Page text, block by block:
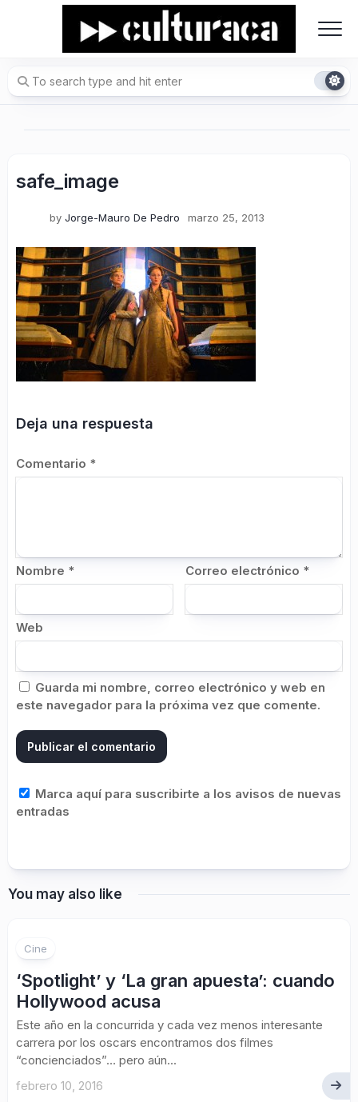
safe_image
by Jorge-Mauro De Pedro marzo 25, 2013
Deja una respuesta
Comentario *
Nombre * Correo electrónico *
Web
Guarda mi nombre, correo electrónico y web en
este navegador para la próxima vez que comente.
Marca aquí para suscribirte a los avisos de nuevas
entradas
You may also like
Cine
‘Spotlight’ y ‘La gran apuesta’: cuando
Hollywood acusa
Este año en la concurrida y cada vez menos interesante
carrera por los oscars encontramos dos filmes
“concienciados”… pero aún...
febrero 10, 2016